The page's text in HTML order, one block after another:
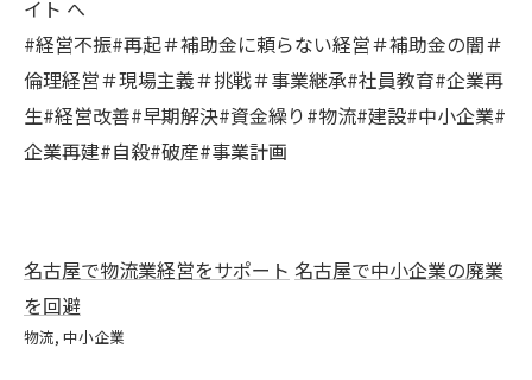
イト へ
#経営不振#再起＃補助金に頼らない経営＃補助金の闇＃
倫理経営＃現場主義＃挑戦＃事業継承#社員教育#企業再
生#経営改善#早期解決#資金繰り#物流#建設#中小企業#
企業再建#自殺#破産#事業計画
名古屋で物流業経営をサポート 名古屋で中小企業の廃業
を回避
物流 中小企業